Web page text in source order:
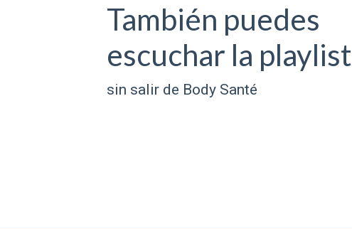
También puedes
escuchar la playlist
sin salir de Body Santé